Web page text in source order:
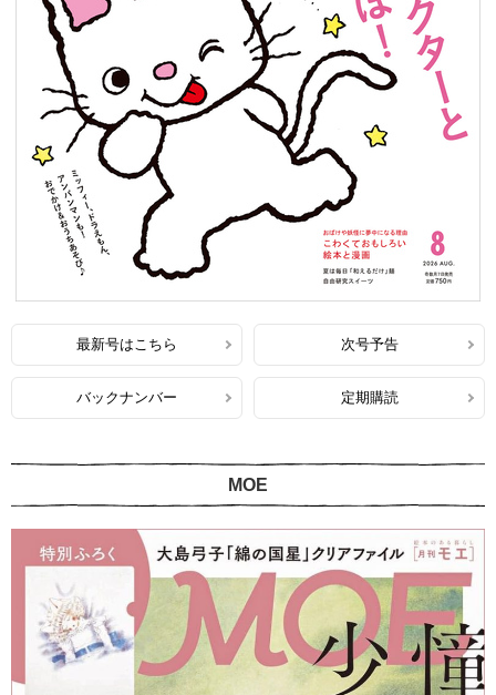
最新号はこちら 次号予告
バックナンバー 定期購読
MOE